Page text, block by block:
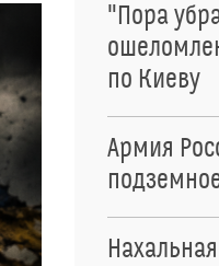
"Пора
по Киеву
Армия